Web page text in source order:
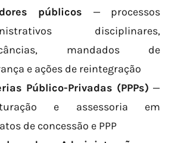
públicos — processos
disciplinares,
mandados de
e ações de reintegração
Público-Privadas (PPPs) —
e assessoria em
de concessão e PPP